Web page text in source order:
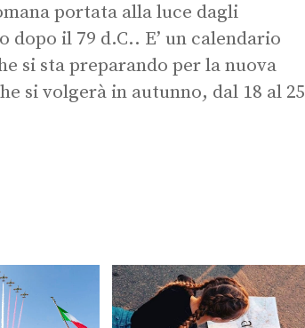
portata alla luce dagli
dopo il 79 d.C.. E’ un calendario
si sta preparando per la nuova
si volgerà in autunno, dal 18 al 25